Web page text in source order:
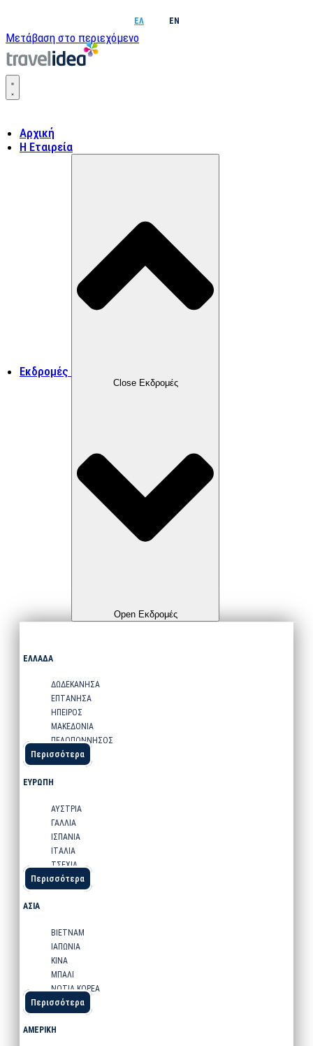
ΕΛ EN
Μετάβαση στο περιεχόμενο
Αρχική
Η Εταιρεία
Εκδρομές
Close Εκδρομές
Open Εκδρομές
ΕΛΛΑΔΑ
ΔΩΔΕΚΑΝΗΣΑ
ΕΠΤΑΝΗΣΑ
ΗΠΕΙΡΟΣ
ΜΑΚΕΔΟΝΙΑ
ΠΕΛΟΠΟΝΝΗΣΟΣ
Περισσότερα
ΕΥΡΩΠΗ
ΑΥΣΤΡΙΑ
ΓΑΛΛΙΑ
ΙΣΠΑΝΙΑ
ΙΤΑΛΙΑ
ΤΣΕΧΙΑ
Περισσότερα
ΑΣΙΑ
ΒΙΕΤΝΑΜ
ΙΑΠΩΝΙΑ
ΚΙΝΑ
ΜΠΑΛΙ
ΝΟΤΙΑ ΚΟΡΕΑ
Περισσότερα
ΑΜΕΡΙΚΗ